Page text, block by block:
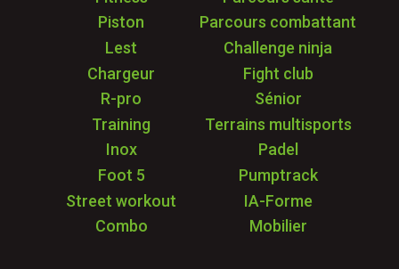
Piston
Parcours combattant
Lest
Challenge ninja
Chargeur
Fight club
R-pro
Sénior
Training
Terrains multisports
Inox
Padel
Foot 5
Pumptrack
Street workout
IA-Forme
Combo
Mobilier